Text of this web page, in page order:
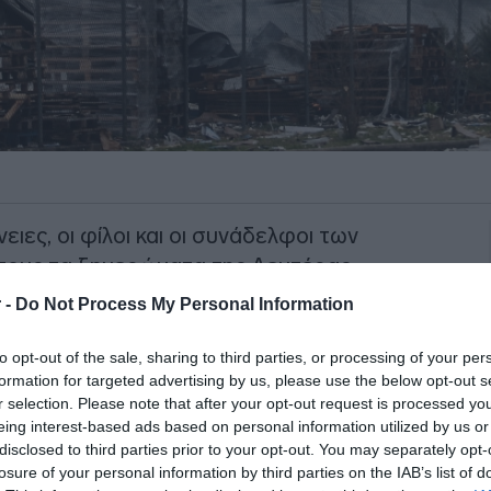
- Do Not Process My Personal Information
opt-out of the sale, sharing to third parties, or processing of your
for targeted advertising by us, please use the below opt-out
selection. Please note that after your opt-out request is processed
interest-based ads based on personal information utilized by us
to third parties prior to your opt-out. You may separately
of your personal information by third parties on the IAB’s list of
οι φίλοι και οι συνάδελφοι των
τα ξημερώματα της Δευτέρας
τη φωτιά που σημειώθηκε στο
«Βιολάντα» στα Τρίκαλα
αδιευκρίνιστες μέχρι στιγμής
στις εγκαταστάσεις της βιομηχανίας,
και πυρκαγιά.